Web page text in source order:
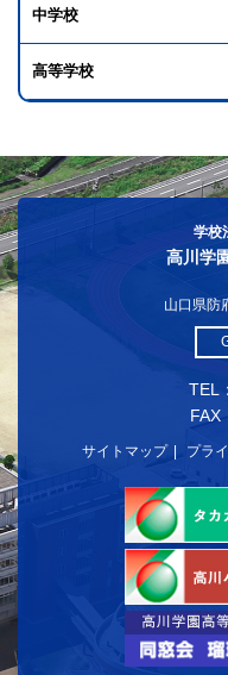
中学校
高等学校
学校
高川学
山口県防
TEL
FAX
サイトマップ プラ